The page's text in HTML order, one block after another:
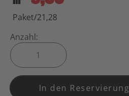
Paket/21,28
Anzahl:
In den